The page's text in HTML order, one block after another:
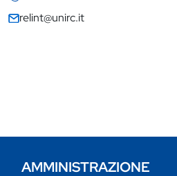
relint@unirc.it
AMMINISTRAZIONE